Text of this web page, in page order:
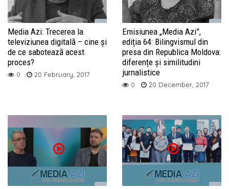
Media Azi: Trecerea la
televiziunea digitală – cine și
de ce sabotează acest
proces?
0 20 February, 2017
Emisiunea „Media Azi”,
ediția 64: Bilingvismul din
presa din Republica Moldova:
diferențe și similitudini
jurnalistice
0 20 December, 2017